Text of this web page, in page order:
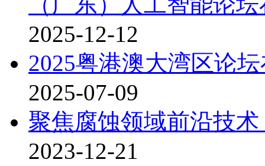
2025-12-12
2025粤港澳大湾区论
2025-07-09
聚焦腐蚀领域前沿技
2023-12-21